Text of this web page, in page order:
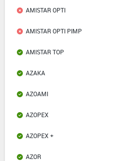
AMISTAR OPTI
AMISTAR OPTI PIMP
AMISTAR TOP
AZAKA
AZOAMI
AZOPEX
AZOPEX +
AZOR